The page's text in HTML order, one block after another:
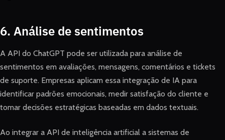
6. Análise de sentimentos
A API do ChatGPT pode ser utilizada para análise de
sentimentos em avaliações, mensagens, comentários e tickets
de suporte. Empresas aplicam essa integração de IA para
identificar padrões emocionais, medir satisfação do cliente e
tomar decisões estratégicas baseadas em dados textuais.
Ao integrar a API de inteligência artificial a sistemas de